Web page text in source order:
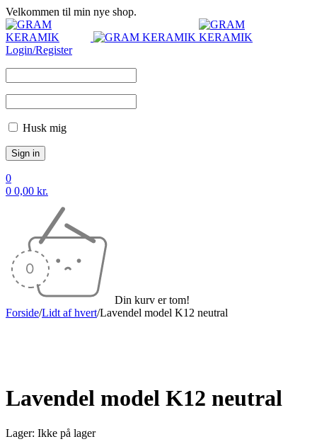
Velkommen til min nye shop.
Login/Register
Husk mig
0
0 0,00 kr.
Din kurv er tom!
Forside/Lidt af hvert/Lavendel model K12 neutral
Lavendel model K12 neutral
Lager: Ikke på lager